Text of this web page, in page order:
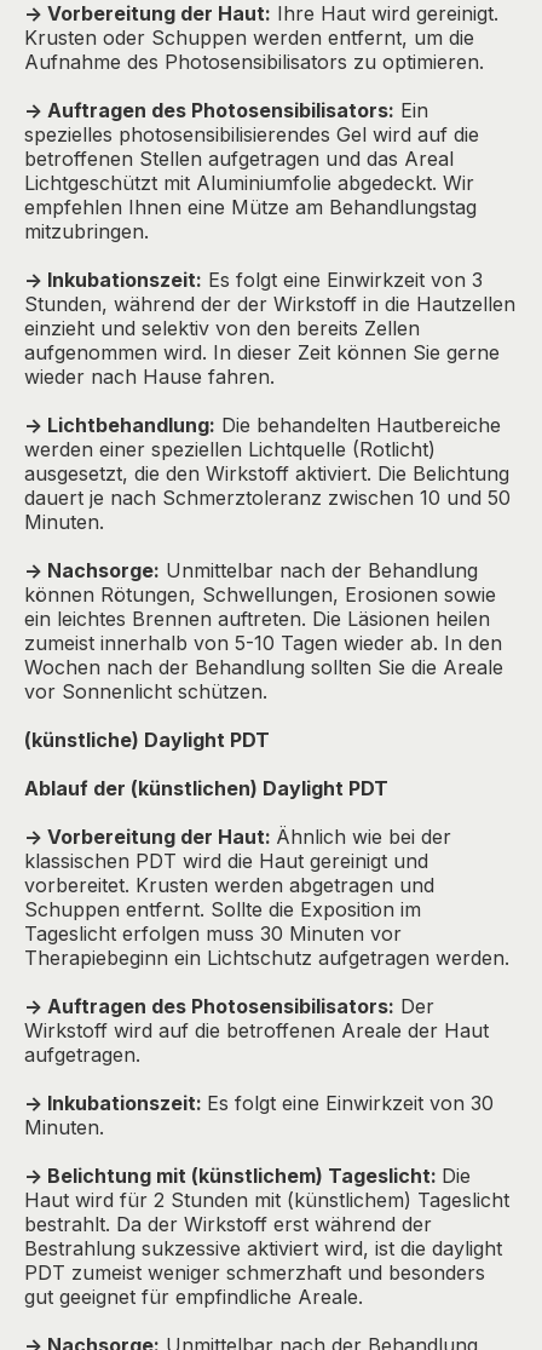
-> Vorbereitung der Haut: Ihre Haut wird gereinigt.
Krusten oder Schuppen werden entfernt, um die
Aufnahme des Photosensibilisators zu optimieren.
-> Auftragen des Photosensibilisators: Ein
spezielles photosensibilisierendes Gel wird auf die
betroffenen Stellen aufgetragen und das Areal
Lichtgeschützt mit Aluminiumfolie abgedeckt. Wir
empfehlen Ihnen eine Mütze am Behandlungstag
mitzubringen.
-> Inkubationszeit: Es folgt eine Einwirkzeit von 3
Stunden, während der der Wirkstoff in die Hautzellen
einzieht und selektiv von den bereits Zellen
aufgenommen wird. In dieser Zeit können Sie gerne
wieder nach Hause fahren.
-> Lichtbehandlung: Die behandelten Hautbereiche
werden einer speziellen Lichtquelle (Rotlicht)
ausgesetzt, die den Wirkstoff aktiviert. Die Belichtung
dauert je nach Schmerztoleranz zwischen 10 und 50
Minuten.
-> Nachsorge: Unmittelbar nach der Behandlung
können Rötungen, Schwellungen, Erosionen sowie
ein leichtes Brennen auftreten. Die Läsionen heilen
zumeist innerhalb von 5-10 Tagen wieder ab. In den
Wochen nach der Behandlung sollten Sie die Areale
vor Sonnenlicht schützen.
(künstliche) Daylight PDT
Ablauf der (künstlichen) Daylight PDT
-> Vorbereitung der Haut: Ähnlich wie bei der
klassischen PDT wird die Haut gereinigt und
vorbereitet. Krusten werden abgetragen und
Schuppen entfernt. Sollte die Exposition im
Tageslicht erfolgen muss 30 Minuten vor
Therapiebeginn ein Lichtschutz aufgetragen werden.
-> Auftragen des Photosensibilisators: Der
Wirkstoff wird auf die betroffenen Areale der Haut
aufgetragen.
-> Inkubationszeit: Es folgt eine Einwirkzeit von 30
Minuten.
-> Belichtung mit (künstlichem) Tageslicht: Die
Haut wird für 2 Stunden mit (künstlichem) Tageslicht
bestrahlt. Da der Wirkstoff erst während der
Bestrahlung sukzessive aktiviert wird, ist die daylight
PDT zumeist weniger schmerzhaft und besonders
gut geeignet für empfindliche Areale.
-> Nachsorge: Unmittelbar nach der Behandlung